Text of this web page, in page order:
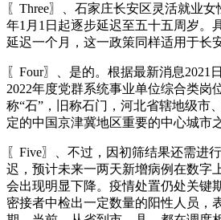
〖Three〗、石家庄长安区灵活就业
年1月1日起逐步延迟至五十五周岁。
延迟一个月，这一政策同样适用于长
〖Four〗、是的。根据最新消息2021
2022年度党群系统事业单位综合类岗
称“石”，旧称石门，河北省辖地级市
定的中国京津冀地区重要的中心城市
〖Five〗、不过，因初筛结果还需进
迟，预计未来一两天新增病例在数字
会出现明显下降。疫情处置仍处关键
密接者中检出一定数量的阳性人员，